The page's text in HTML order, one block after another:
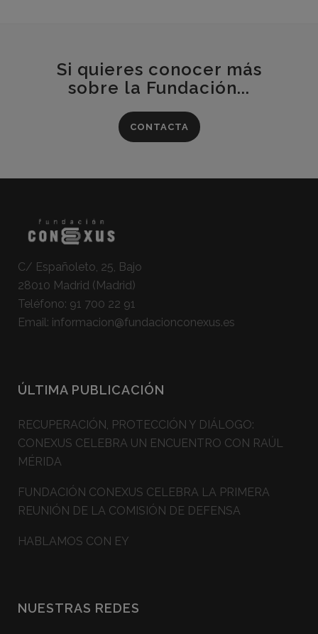
Si quieres conocer más
sobre la Fundación...
CONTACTA
C/ Españoleto, 25, Bajo
28010 Madrid (Madrid)
Teléfono: 91 700 22 91
Email: informacion@fundacionconexus.es
ÚLTIMA PUBLICACIÓN
RECUPERACIÓN, PROTECCIÓN Y DIÁLOGO:
CONEXUS CELEBRA UN ENCUENTRO CON RAÚL
MÉRIDA
FUNDACIÓN CONEXUS CELEBRA LA PRIMERA
REUNIÓN DE LA COMISIÓN DE DEFENSA
HABLAMOS CON EY
NUESTRAS REDES